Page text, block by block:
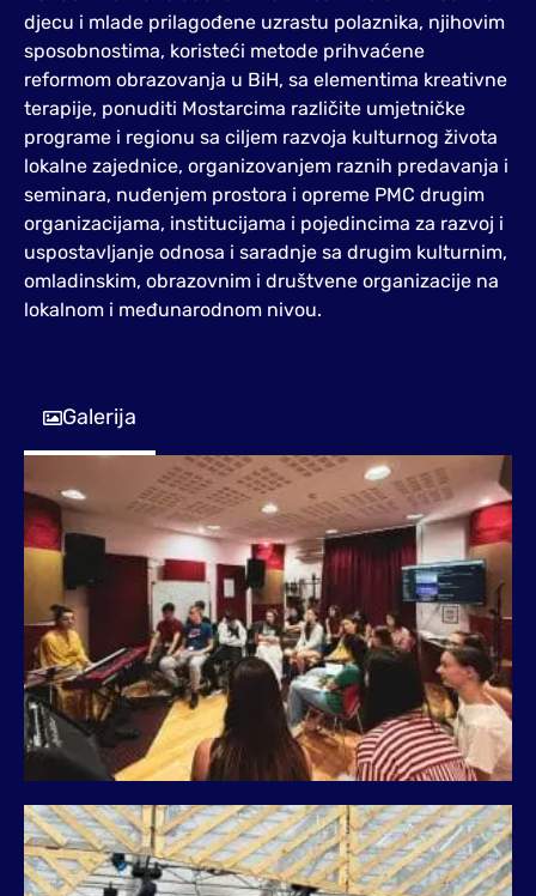
djecu i mlade prilagođene uzrastu polaznika, njihovim
sposobnostima, koristeći metode prihvaćene
reformom obrazovanja u BiH, sa elementima kreativne
terapije, ponuditi Mostarcima različite umjetničke
programe i regionu sa ciljem razvoja kulturnog života
lokalne zajednice, organizovanjem raznih predavanja i
seminara, nuđenjem prostora i opreme PMC drugim
organizacijama, institucijama i pojedincima za razvoj i
uspostavljanje odnosa i saradnje sa drugim kulturnim,
omladinskim, obrazovnim i društvene organizacije na
lokalnom i međunarodnom nivou.
Galerija